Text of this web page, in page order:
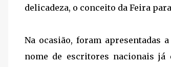
delicadeza, o conceito da Feira
Na ocasião, foram apresentadas
nome de escritores nacionais já